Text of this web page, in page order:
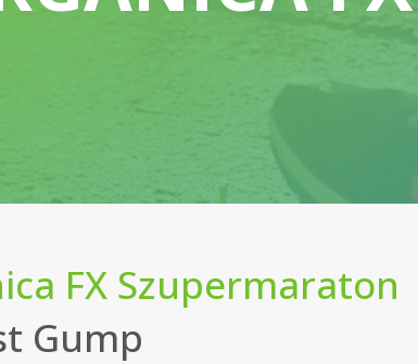
FX Szupermaraton
Gump